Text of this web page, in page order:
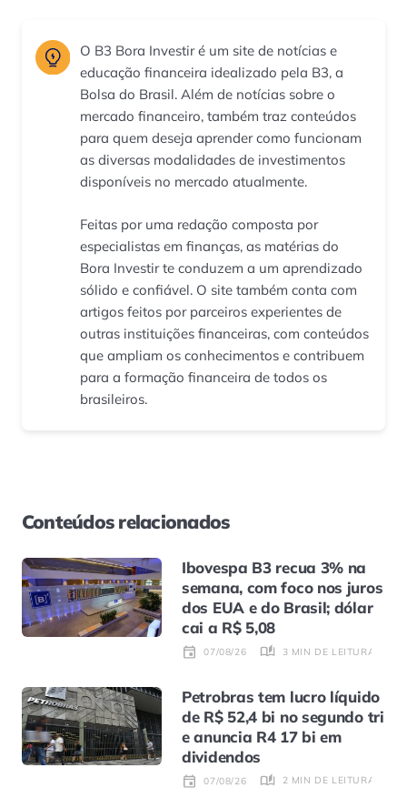
O B3 Bora Investir é um site de notícias e
educação financeira idealizado pela B3, a
Bolsa do Brasil. Além de notícias sobre o
mercado financeiro, também traz conteúdos
para quem deseja aprender como funcionam
as diversas modalidades de investimentos
disponíveis no mercado atualmente.
Feitas por uma redação composta por
especialistas em finanças, as matérias do
Bora Investir te conduzem a um aprendizado
sólido e confiável. O site também conta com
artigos feitos por parceiros experientes de
outras instituições financeiras, com conteúdos
que ampliam os conhecimentos e contribuem
para a formação financeira de todos os
brasileiros.
Conteúdos relacionados
Ibovespa B3 recua 3% na
semana, com foco nos juros
dos EUA e do Brasil; dólar
cai a R$ 5,08
07/08/26 3 MIN DE LEITURA
Petrobras tem lucro líquido
de R$ 52,4 bi no segundo tri
e anuncia R4 17 bi em
dividendos
07/08/26 2 MIN DE LEITURA